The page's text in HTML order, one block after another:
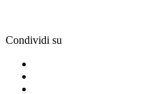
Condividi su